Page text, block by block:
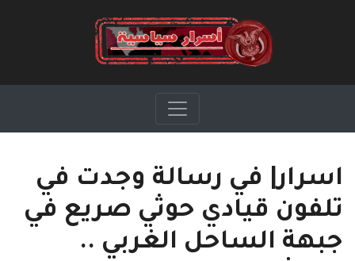
اسرار| في رسالة وجدت في
تلفون قيادي حوثي صريع في
جبهة الساحل الغربي ..